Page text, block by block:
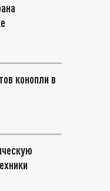
конопли в